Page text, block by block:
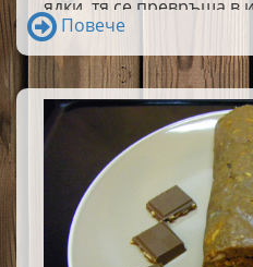
ядки, тя се превръща в
деликатес. 🎄🍂
Повече